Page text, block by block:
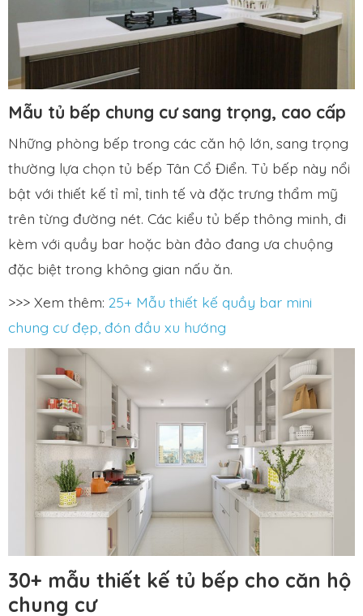
Mẫu tủ bếp chung cư sang trọng, cao cấp
Những phòng bếp trong các căn hộ lớn, sang trọng
thường lựa chọn tủ bếp Tân Cổ Điển. Tủ bếp này nổi
bật với thiết kế tỉ mỉ, tinh tế và đặc trưng thẩm mỹ
trên từng đường nét. Các kiểu tủ bếp thông minh, đi
kèm với quầy bar hoặc bàn đảo đang ưa chuộng
đặc biệt trong không gian nấu ăn.
>>> Xem thêm: 25+ Mẫu thiết kế quầy bar mini
chung cư đẹp, đón đầu xu hướng
30+ mẫu thiết kế tủ bếp cho căn hộ
chung cư